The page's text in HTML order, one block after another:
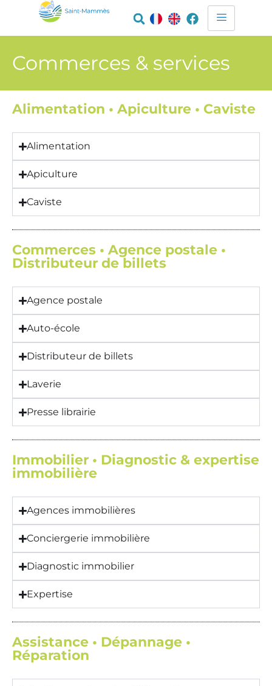
Commerces & services
Alimentation • Apiculture • Caviste
Alimentation
Apiculture
Caviste
Commerces • Agence postale •
Distributeur de billets
Agence postale
Auto-école
Distributeur de billets
Laverie
Presse librairie
Immobilier • Diagnostic & expertise
immobilière
Agences immobilières
Conciergerie immobilière
Diagnostic immobilier
Expertise
Assistance • Dépannage •
Réparation